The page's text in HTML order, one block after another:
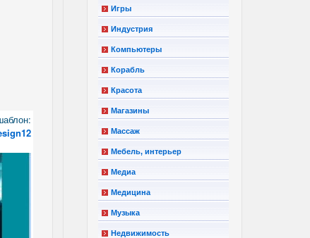
Игры
Индустрия
Компьютеры
Корабль
Красота
Магазины
Массаж
Мебель, интерьер
Медиа
Медицина
Музыка
Недвижимость